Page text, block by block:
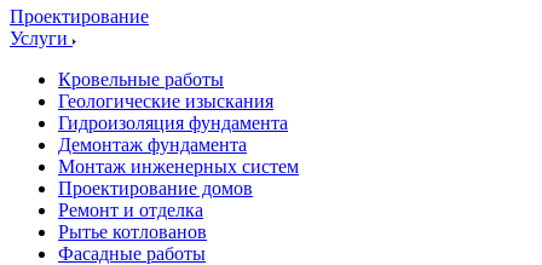
Проектирование
Услуги
Кровельные работы
Геологические изыскания
Гидроизоляция фундамента
Демонтаж фундамента
Монтаж инженерных систем
Проектирование домов
Ремонт и отделка
Рытье котлованов
Фасадные работы